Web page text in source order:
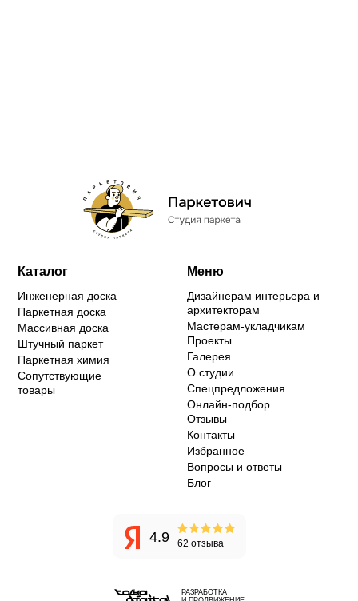
Каталог
Инженерная доска
Паркетная доска
Массивная доска
Штучный паркет
Паркетная химия
Сопутствующие
товары
Меню
Дизайнерам интерьера и
архитекторам
Мастерам-укладчикам
Проекты
Галерея
О студии
Спецпредложения
Онлайн-подбор
Отзывы
Контакты
Избранное
Вопросы и ответы
Блог
4.9 62 отзыва
РАЗРАБОТКА